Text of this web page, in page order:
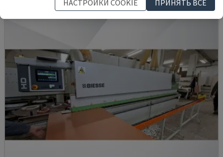
НАСТРОЙКИ COOKIE
ПРИНЯТЬ ВСЕ